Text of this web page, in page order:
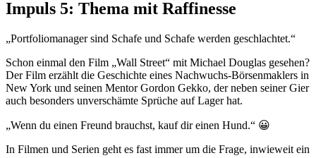
Impuls 5: Thema mit Raffinesse
„Portfoliomanager sind Schafe und Schafe werden geschlachtet.“
Schon einmal den Film „Wall Street“ mit Michael Douglas gesehen?
Der Film erzählt die Geschichte eines Nachwuchs-Börsenmaklers in
New York und seinen Mentor Gordon Gekko, der neben seiner Gier
auch besonders unverschämte Sprüche auf Lager hat.
„Wenn du einen Freund brauchst, kauf dir einen Hund.“ 😀
In Filmen und Serien geht es fast immer um die Frage, inwieweit ein